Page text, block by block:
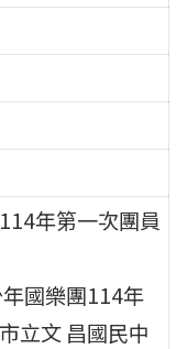
年第一次團員
國樂團114年
立文 昌國民中